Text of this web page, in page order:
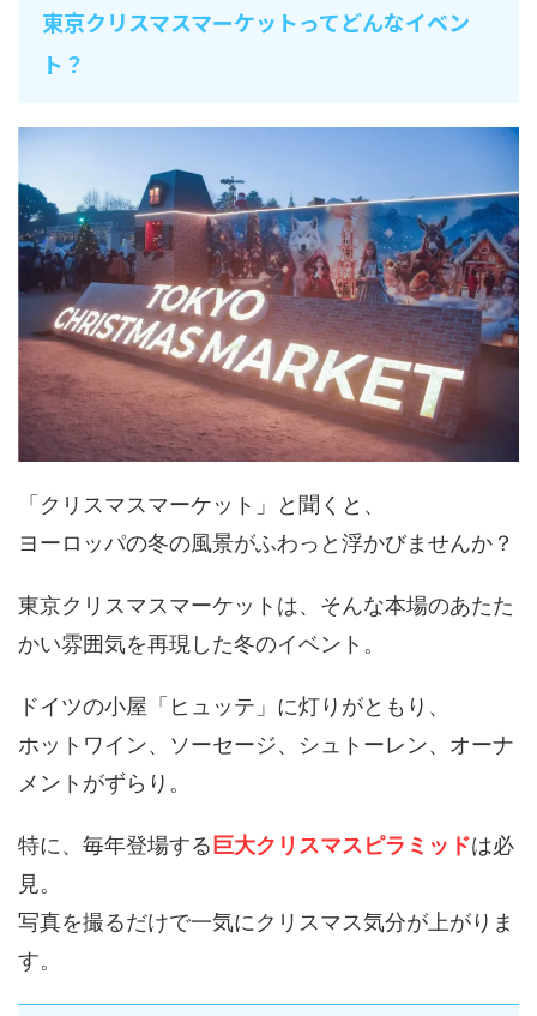
東京クリスマスマーケットってどんなイベン
ト？
「クリスマスマーケット」と聞くと、
ヨーロッパの冬の風景がふわっと浮かびませんか？
東京クリスマスマーケットは、そんな本場のあたた
かい雰囲気を再現した冬のイベント。
ドイツの小屋「ヒュッテ」に灯りがともり、
ホットワイン、ソーセージ、シュトーレン、オーナ
メントがずらり。
特に、毎年登場する 巨大クリスマスピラミッドは必
見。
写真を撮るだけで一気にクリスマス気分が上がりま
す。